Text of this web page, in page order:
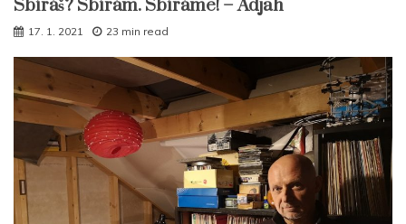
Sbíráš? Sbírám. Sbíráme! – Adjah
17. 1. 2021 23 min read